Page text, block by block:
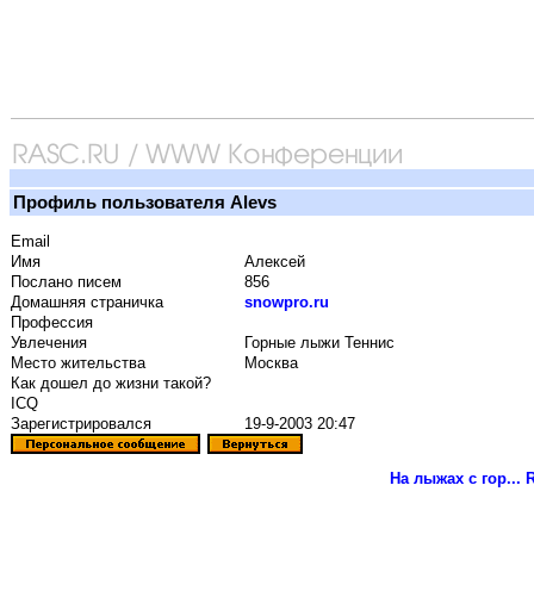
Профиль пользователя Alevs
Email
Имя
Алексей
Послано писем
856
Домашняя страничка
snowpro.ru
Профессия
Увлечения
Горные лыжи Теннис
Место жительства
Москва
Как дошел до жизни такой?
ICQ
Зарегистрировался
19-9-2003 20:47
На лыжах с гор...